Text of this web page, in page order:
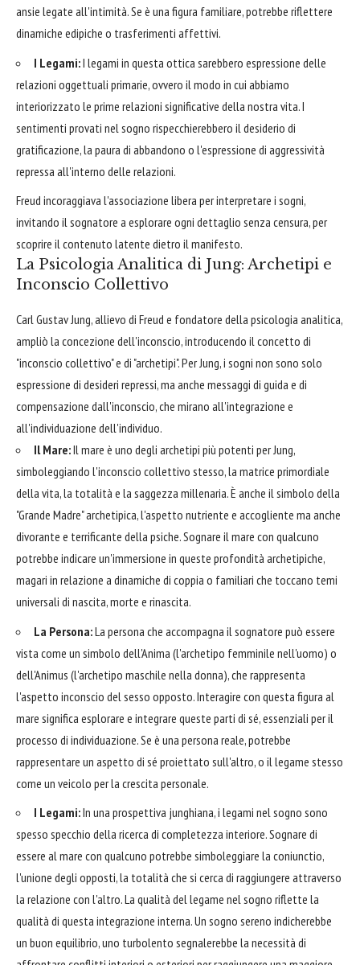
ansie legate all'intimità. Se è una figura familiare, potrebbe riflettere
dinamiche edipiche o trasferimenti affettivi.
I Legami:I legami in questa ottica sarebbero espressione delle
relazioni oggettuali primarie, ovvero il modo in cui abbiamo
interiorizzato le prime relazioni significative della nostra vita. I
sentimenti provati nel sogno rispecchierebbero il desiderio di
gratificazione, la paura di abbandono o l'espressione di aggressività
repressa all'interno delle relazioni.
Freud incoraggiava l'associazione libera per interpretare i sogni,
invitando il sognatore a esplorare ogni dettaglio senza censura, per
scoprire il contenuto latente dietro il manifesto.
La Psicologia Analitica di Jung: Archetipi e
Inconscio Collettivo
Carl Gustav Jung, allievo di Freud e fondatore della psicologia analitica,
ampliò la concezione dell'inconscio, introducendo il concetto di
"inconscio collettivo" e di "archetipi". Per Jung, i sogni non sono solo
espressione di desideri repressi, ma anche messaggi di guida e di
compensazione dall'inconscio, che mirano all'integrazione e
all'individuazione dell'individuo.
Il Mare:Il mare è uno degli archetipi più potenti per Jung,
simboleggiando l'inconscio collettivo stesso, la matrice primordiale
della vita, la totalità e la saggezza millenaria. È anche il simbolo della
"Grande Madre" archetipica, l'aspetto nutriente e accogliente ma anche
divorante e terrificante della psiche. Sognare il mare con qualcuno
potrebbe indicare un'immersione in queste profondità archetipiche,
magari in relazione a dinamiche di coppia o familiari che toccano temi
universali di nascita, morte e rinascita.
La Persona:La persona che accompagna il sognatore può essere
vista come un simbolo dell'Anima (l'archetipo femminile nell'uomo) o
dell'Animus (l'archetipo maschile nella donna), che rappresenta
l'aspetto inconscio del sesso opposto. Interagire con questa figura al
mare significa esplorare e integrare queste parti di sé, essenziali per il
processo di individuazione. Se è una persona reale, potrebbe
rappresentare un aspetto di sé proiettato sull'altro, o il legame stesso
come un veicolo per la crescita personale.
I Legami:In una prospettiva junghiana, i legami nel sogno sono
spesso specchio della ricerca di completezza interiore. Sognare di
essere al mare con qualcuno potrebbe simboleggiare la coniunctio,
l'unione degli opposti, la totalità che si cerca di raggiungere attraverso
la relazione con l'altro. La qualità del legame nel sogno riflette la
qualità di questa integrazione interna. Un sogno sereno indicherebbe
un buon equilibrio, uno turbolento segnalerebbe la necessità di